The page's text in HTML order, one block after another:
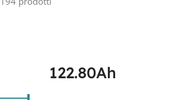
122.80Ah